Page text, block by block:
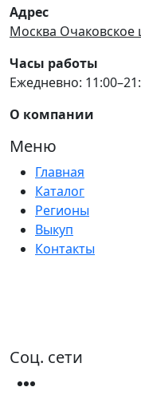
Адрес
Москва Очаковское
Часы работы
Ежедневно:
О компании
Меню
Главная
Каталог
Регионы
Выкуп
Контакты
Соц. сети